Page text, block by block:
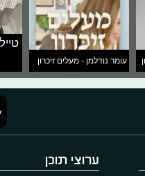
עומר נודלמן - מעלים זיכרון
ערוצי תוכן